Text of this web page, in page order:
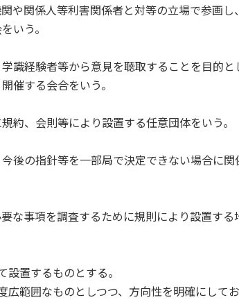
や関係人等利害関係者と対等の立場で参画し
いう。
識経験者等から意見を聴取することを目的と
催する会合をいう。
約、会則等により設置する任意団体をいう。
後の指針等を一部局で決定できない場合に関
な事項を調査するために規則により設置する
置するものとする。
範囲なものとしつつ、方向性を明確にしてお